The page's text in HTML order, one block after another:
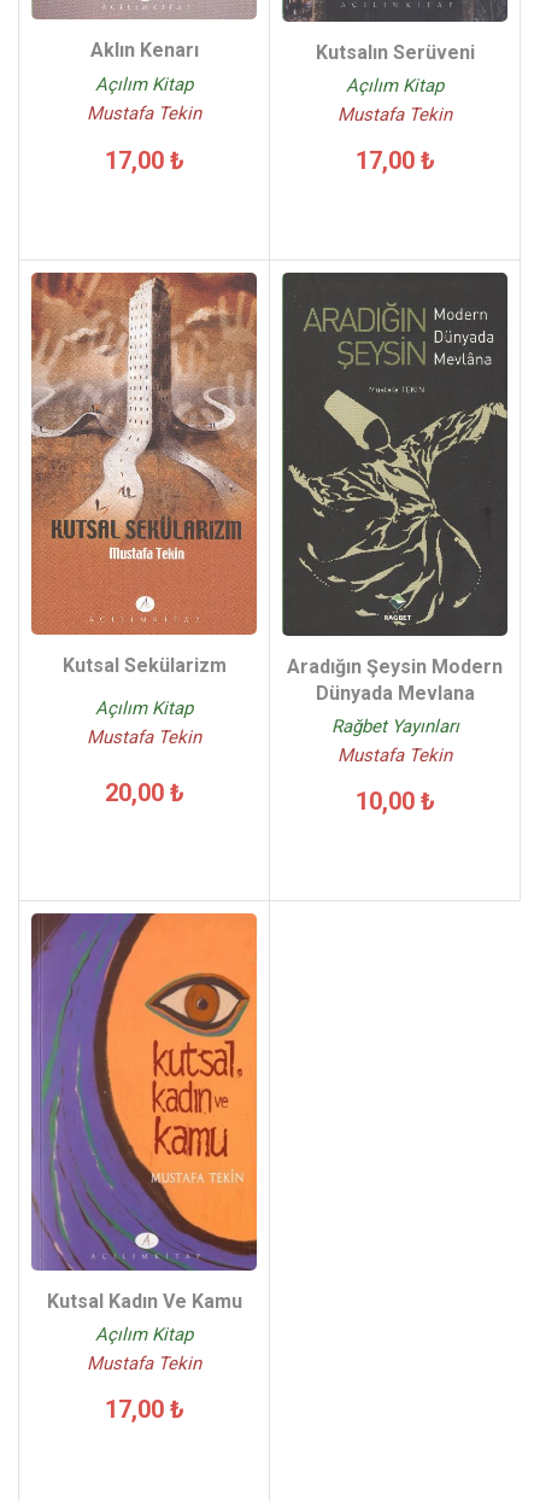
Aklın Kenarı
Açılım Kitap
Mustafa Tekin
17,00 ₺
Kutsalın Serüveni
Açılım Kitap
Mustafa Tekin
17,00 ₺
Kutsal Sekülarizm
Açılım Kitap
Mustafa Tekin
20,00 ₺
Aradığın Şeysin Modern
Dünyada Mevlana
Rağbet Yayınları
Mustafa Tekin
10,00 ₺
Kutsal Kadın Ve Kamu
Açılım Kitap
Mustafa Tekin
17,00 ₺